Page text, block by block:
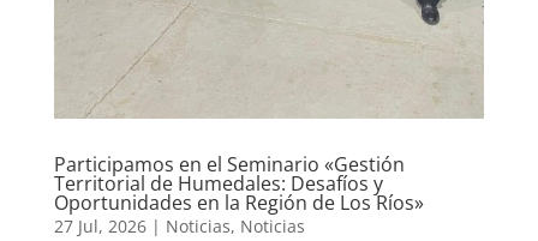
Participamos en el Seminario «Gestión
Territorial de Humedales: Desafíos y
Oportunidades en la Región de Los Ríos»
27 Jul, 2026| Noticias, Noticias